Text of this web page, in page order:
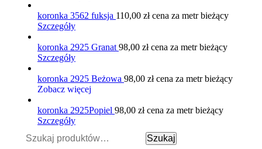
koronka 3562 fuksja 110,00 złcena za metr bieżący
Szczegóły
koronka 2925 Granat 98,00 złcena za metr bieżący
Szczegóły
koronka 2925 Beżowa 98,00 złcena za metr bieżący
Zobacz więcej
koronka 2925Popiel 98,00 złcena za metr bieżący
Szczegóły
Szukaj:
Szukaj